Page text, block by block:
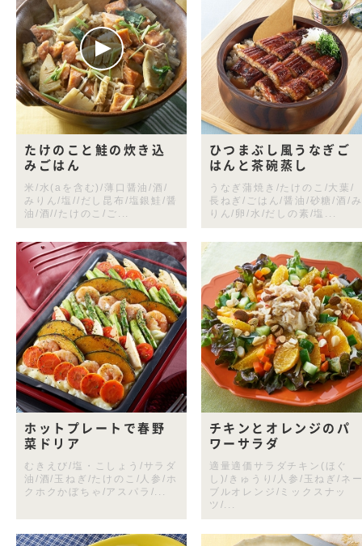
たけのこと鮭の炊き込
みごはん
米/水(aを含む)/薄口醤油/酒/
みりん/塩//だし昆布/塩銀鮭/醤
油/酒//たけのこ/ご...
ひつまぶし風うなぎご
はんと茶碗蒸し
うなぎ蒲焼き/たけのこ/大葉/
長ねぎ/ごはん/醤油/砂糖/酒/み
りん/卵/水/だしの素/塩...
ホットプレートで春野
菜ドリア
むきえび/塩・こしょう/サラダ
油/酒/玉ねぎ/たけのこ/人参/ホ
クホクかぼちゃ/アスパラ/...
チキンとオレンジのパ
ワーサラダ
適量適価サラダチキン(ほぐ
し)/きゅうり/人参/玉ねぎ/ネ
ブルオレンジ/ミックスナッ
ツ/...